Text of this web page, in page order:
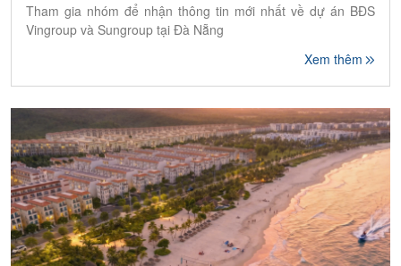
Tham gia nhóm để nhận thông tin mới nhất về dự án BĐS
Vingroup và Sungroup tại Đà Nẵng
Xem thêm